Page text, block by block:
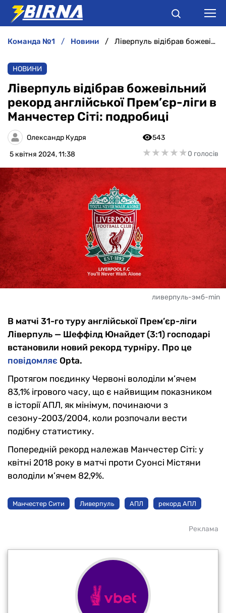
АНАЛІТИКА
ІНТЕРВ'Ю
РІЗНЕ
команда №1 новини Ліверпуль відібрав божевільний рекорд англійської Прем’єр-ліги в Манчестер Сіті: подробиці
НОВИНИ
Ліверпуль відібрав божевільний
рекорд англійської Прем’єр-ліги в
Манчестер Сіті: подробиці
Олександр Кудря
5 квітня 2024, 11:38
543
★★★★★
★★★★★0 голосів
ливерпуль-эмб-min
В матчі 31-го туру англійської Прем’єр-ліги
Ліверпуль — Шеффілд Юнайдет (3:1) господарі
встановили новий рекорд турніру. Про це
повідомляє Opta.
Протягом поєдинку Червоні володіли м’ячем
83,1% ігрового часу, що є найвищим показником
в історії АПЛ, як мінімум, починаючи з
сезону-2003/2004, коли розпочали вести
подібну статистику.
Попередній рекорд належав Манчестер Сіті: у
квітні 2018 року в матчі проти Суонсі Містяни
володіли м’ячем 82,9%.
Манчестер Сити Ливерпуль АПЛ рекорд АПЛ
Реклама